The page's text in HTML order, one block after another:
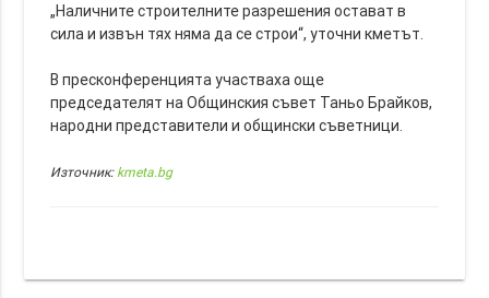
„Наличните строителните разрешения остават в
сила и извън тях няма да се строи“, уточни кметът.
В пресконференцията участваха още
председателят на Общинския съвет Таньо Брайков,
народни представители и общински съветници.
Източник: kmeta.bg